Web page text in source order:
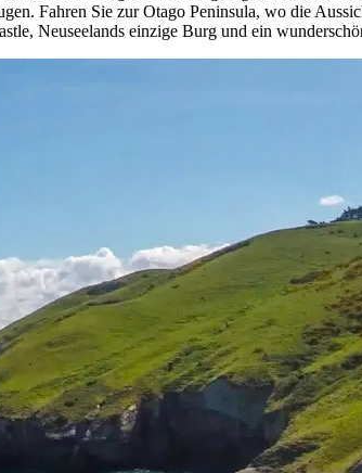
Fahren Sie zur Otago Peninsula, wo die
Neuseelands einzige Burg und ein